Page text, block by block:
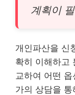
계획이
개인파산을 신
확히 이해하고
교하여 어떤
가의 상담을